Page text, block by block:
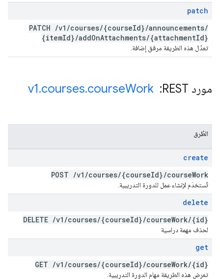
patch
PATCH /v1 /courses/{courseId}/announcements/
{itemId}/addOnAttachments/{attachmentId}
تعدّل هذه الطريقة مرفق إضافة.
مورد REST: ‏ v1.courses.courseWork
الطُرق
create
POST /v1 /courses/{courseId}/courseWork
تُستخدَم لإنشاء عمل للدورة التدريبية.
delete
DELETE /v1 /courses/{courseId}/courseWork/{id}
لحذف مهمة دراسية
get
GET /v1 /courses/{courseId}/courseWork/{id}
تعرض هذه الطريقة مهام الدورة التدريبية.